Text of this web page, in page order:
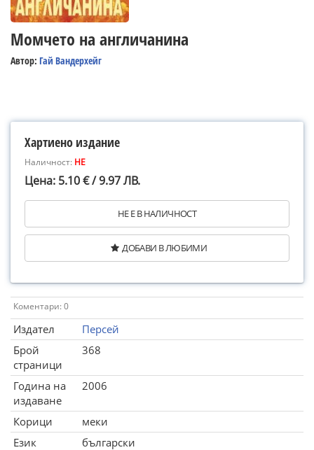
Момчето на англичанина
Автор: Гай Вандерхейг
Хартиено издание
Наличност: НЕ
Цена: 5.10 € / 9.97 ЛВ.
НЕ Е В НАЛИЧНОСТ
ДОБАВИ В ЛЮБИМИ
Коментари: 0
Издател
Персей
Брой
страници
368
Година на
издаване
2006
Корици
меки
Език
български